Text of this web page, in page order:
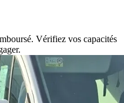
Vérifiez vos capacités